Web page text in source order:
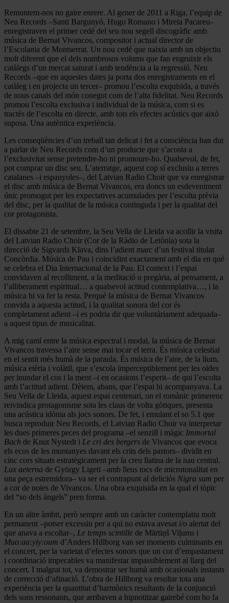
Remuntem-nos no gaire enrere. Al gener de 2011 a Riga, l’equip de
Neu Records –Santi Bargunyó, Hugo Romano i Mireia Pacareu–
enregistraven el primer cedé del seu nou segell discogràfic amb
música de Bernat Vivancos, compositor i actual director de
l’Escolania de Montserrat. Un nou cedé que naixia amb un objectiu
molt diferent que el dels nombrosos volums que fan engruixir els
catàlegs d’un mercat saturat i amb tendència a la regressió. Neu
Records –que en aquestes dates ja porta dos enregistraments en el
catàleg i en projecta un tercer– promou l’escolta exquisida, a través
de nous canals del món conegut com de l’alta fidelitat. Neu Records
promou l’escolta exclusiva i individual de la música, com si es
tractés de l’escolta en directe, amb tots els efectes acústics que això
suposa. Una autèntica experiència.
Les conseqüències d’un treball tan delicat i fet a consciència han dut
a parlar de Neu Records com d’un producte que s’acosta a
l’exclusivitat sense pretendre-ho ni promoure-ho. Qualsevol, de fet,
pot comprar un disc seu. L’aterratge, aquest cop sí exclusiu a terres
catalanes –i espanyoles–, del Latvian Radio Choir que va enregistrar
el disc amb música de Bernat Vivancos, era doncs un esdeveniment
únic promogut per les expectatives acumulades per l’escolta prèvia
del disc, per la qualitat de la música continguda i per la qualitat del
cor protagonista.
El dissabte 21 de setembre, la Seu Vella de Lleida va acollir la visita
del Latvian Radio Choir (Cor de la Ràdio de Letònia) sota la
direcció de Sigvards Klava, dins l’adient marc d’un festival titulat
Concòrdia. Música de Pau i coincidint exactament amb el dia en què
se celebra el Dia Internacional de la Pau. El context i l’espai
convidaven al recolliment, a la meditació o pregària, al pensament, a
l’alliberament espiritual… a qualsevol actitud contemplativa…, i la
música hi va fer la resta. Perquè la música de Bernat Vivancos
convida a aquesta actitud, i la qualitat sonora del cor és
completament adient –i es podria dir que voluntàriament adequada–
a aquest tipus de musicalitat.
A mig camí entre la música espectral i modal, la música de Bernat
Vivancos travessa l’aire sense mai tocar el terra. És música celestial
en el sentit més humà de la paraula. És música de l’aire, de la llum,
música etèria i volàtil, que s’escola imperceptiblement per les oïdes
per inundar el cos i la ment –i en ocasions l’esperit– de qui l’escolta
amb l’actitud adient. Dèiem, abans, que l’espai hi acompanyava. La
Seu Vella de Lleida, aquest espai centenari, on el romànic primerenc
reivindica protagonisme sota les claus de volta gòtiques, presenta
una acústica idònia als jocs sonors. De fet, i emulant el so 5.1 que
busca reproduir Neu Records, el Latvian Radio Choir va interpretar
les dues primeres peces del programa –el senzill i màgic Immortal
Bach de Knut Nystedt i Le cri des bergers de Vivancos que evoca
els ecos de les muntanyes davant els crits dels pastors– dividit en
cinc cors situats estratègicament per la creu llatina de la nau central.
Lux aeterna de György Ligeti –amb lleus tocs de microtonalitat en
una peça estremidora– va ser el contrapunt al deliciós Nigra sum per
a cor de noies de Vivancos. Una obra exquisida en la qual el tòpic
del “so dels àngels” pren forma.
En un altre àmbit, però sempre amb un caràcter contemplatiu molt
permanent –potser excessiu per a qui no estava avesat i/o alertat del
que anava a escoltar–, Le temps scintille de Mārtiņš Viļums i
Muo:aa:yiy:oum d’Anders Hillborg van ser moments culminants en
el concert, per la varietat d’efectes sonors que un cor d’empastament
i coordinació impecables va manifestar impassiblement al llarg del
concert. I malgrat tot, va demostrar ser humà amb ocasionals instants
de correcció d’afinació. L’obra de Hillborg va resultar tota una
experiència per la quantitat d’harmònics resultants de la conjunció
dels sons ressonants, que arribaven a hipnotitzar gairebé com ho fa